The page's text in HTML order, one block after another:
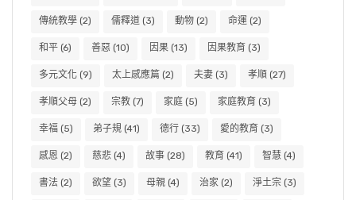
傳統教學 (2) 儒釋道 (3) 動物 (2) 命運 (2)
和平 (6) 善惡 (10) 因果 (13) 因果教育 (3)
多元文化 (9) 太上感應篇 (2) 夫妻 (3) 孝順 (27)
孝順父母 (2) 宗教 (7) 家庭 (5) 家庭教育 (3)
幸福 (5) 弟子規 (41) 德行 (33) 愛的教育 (3)
感恩 (2) 慈悲 (4) 故事 (28) 教育 (41) 智慧 (4)
書法 (2) 欲望 (3) 母親 (4) 治家 (2) 淨土宗 (3)